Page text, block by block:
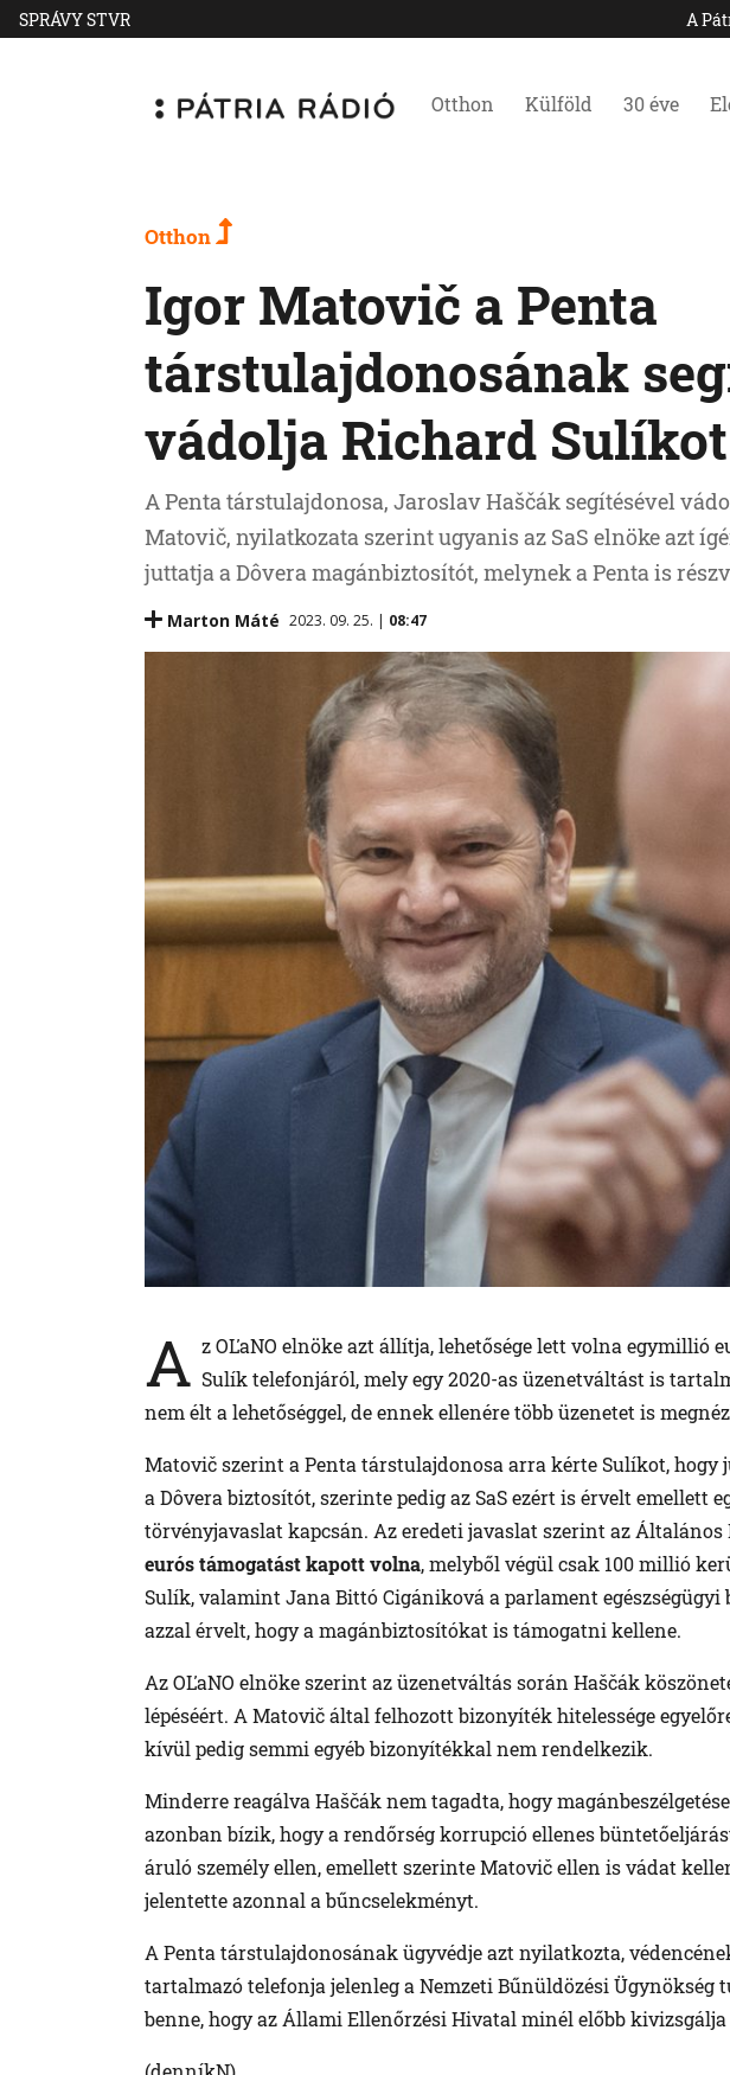
SPRÁVY STVR A
Otthon Külföld 30 éve
Otthon
Igor Matovič a Penta
társtulajdonosának
vádolja Richard Sulíkot
A Penta társtulajdonosa, Jaroslav Haščák segítésével
Matovič, nyilatkozata szerint ugyanis az SaS elnöke azt
juttatja a Dôvera magánbiztosítót, melynek a Penta is
Marton Máté 2023. 09. 25. | 08:47
A z OĽaNO elnöke azt állítja, lehetősége lett volna egymillió
Sulík telefonjáról, mely egy 2020-as üzenetváltást is
nem élt a lehetőséggel, de ennek ellenére több üzenetet is
Matovič szerint a Penta társtulajdonosa arra kérte Sulíkot, hogy
a Dôvera biztosítót, szerinte pedig az SaS ezért is érvelt emellett
törvényjavaslat kapcsán. Az eredeti javaslat szerint az Általános
eurós támogatást kapott volna, melyből végül csak 100 millió
Sulík, valamint Jana Bittó Cigániková a parlament
azzal érvelt, hogy a magánbiztosítókat is támogatni kellene.
Az OĽaNO elnöke szerint az üzenetváltás során Haščák
lépéséért. A Matovič által felhozott bizonyíték hitelessége
kívül pedig semmi egyéb bizonyítékkal nem rendelkezik.
Minderre reagálva Haščák nem tagadta, hogy
azonban bízik, hogy a rendőrség korrupció ellenes
áruló személy ellen, emellett szerinte Matovič ellen is vádat
jelentette azonnal a bűncselekményt.
A Penta társtulajdonosának ügyvédje azt nyilatkozta,
tartalmazó telefonja jelenleg a Nemzeti Bűnüldözési Ügynökség
benne, hogy az Állami Ellenőrzési Hivatal minél előbb kivizsgálja